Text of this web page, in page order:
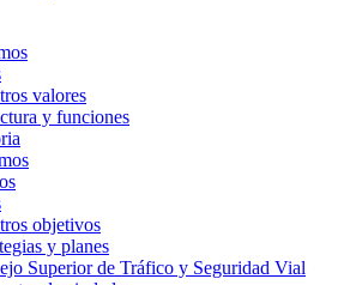
valores
y funciones
objetivos
y planes
Superior de Tráfico y Seguridad Vial